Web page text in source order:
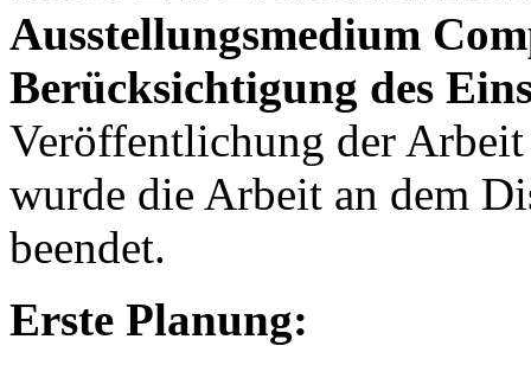
Ausstellungsmedium
Berücksichtigung des
Veröffentlichung der
wurde die Arbeit an dem
beendet.
Erste Planung: